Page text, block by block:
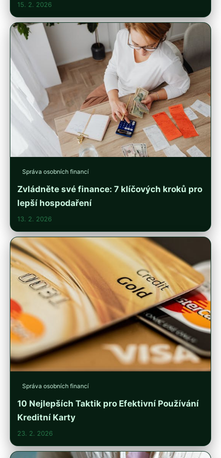
15. 2. 2026
Správa osobních financí
Zvládněte své finance: 7 klíčových kroků pro
lepší hospodaření
13. 2. 2026
Správa osobních financí
10 Nejlepších Taktik pro Efektivní Používání
Kreditní Karty
23. 2. 2026